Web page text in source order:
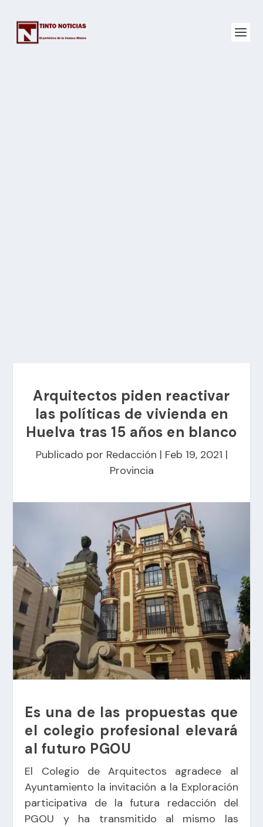
Arquitectos piden reactivar
las políticas de vivienda en
Huelva tras 15 años en blanco
Publicado por Redacción | Feb 19, 2021 |
Provincia
Es una de las propuestas que
el colegio profesional elevará
al futuro PGOU
El Colegio de Arquitectos agradece al
Ayuntamiento la invitación a la Exploración
participativa de la futura redacción del
PGOU y ha transmitido al mismo las